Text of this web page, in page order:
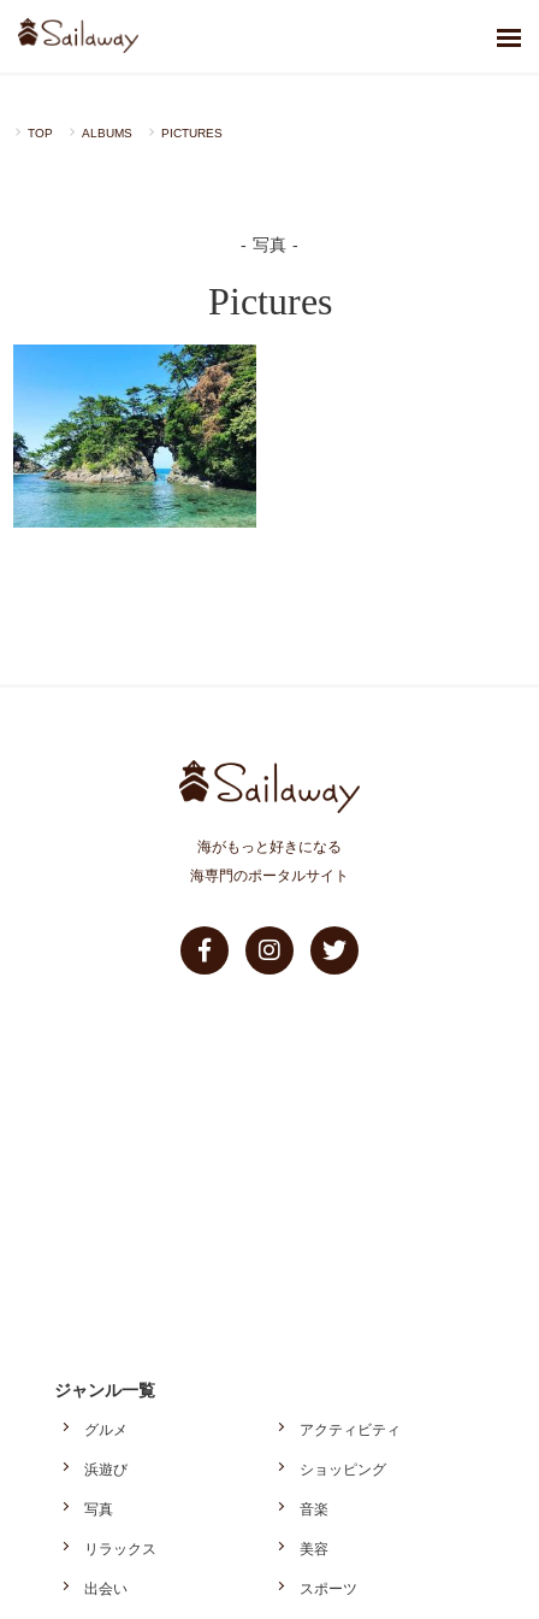
TOP ALBUMS PICTURES
写真
Pictures
海がもっと好きになる
海専門のポータルサイト
ジャンル一覧
グルメ アクティビティ
浜遊び ショッピング
写真 音楽
リラックス 美容
出会い スポーツ